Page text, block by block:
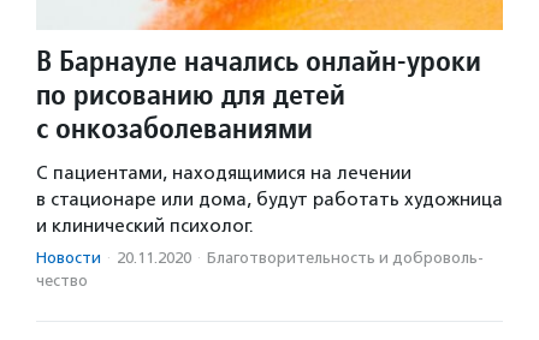
В Барнауле начались онлайн-уроки
по рисованию для детей
с онкозаболеваниями
С пациентами, находящимися на лечении
в стационаре или дома, будут работать художница
и клинический психолог.
Новости · 20.11.2020 · Благотвори­тель­ность и доброволь­
чест­во